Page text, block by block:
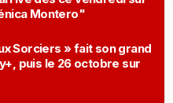
Montero"
Sorciers » fait son grand
puis le 26 octobre sur